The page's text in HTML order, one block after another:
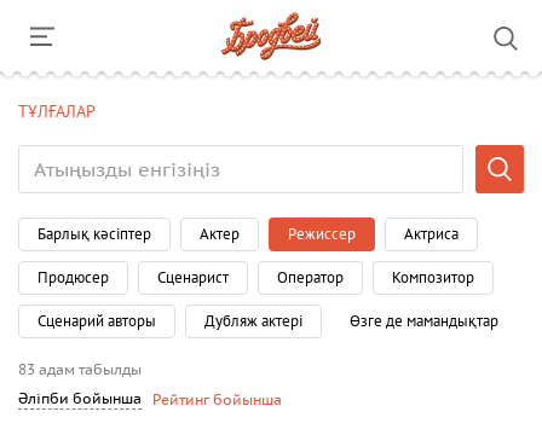
ТҰЛҒАЛАР
Барлық кәсіптер Актер Режиссер Актриса
Продюсер Сценарист Оператор Композитор
Сценарий авторы Дубляж актері Өзге де мамандықтар
83 адам табылды
Әліпби бойынша
Рейтинг бойынша